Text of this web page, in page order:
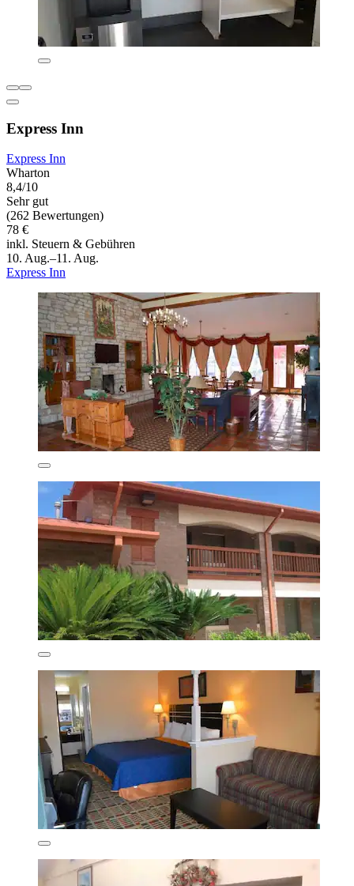
Express Inn
Express Inn
Wharton
8,4/10
Sehr gut
(262 Bewertungen)
78 €
inkl. Steuern & Gebühren
10. Aug.–11. Aug.
Express Inn